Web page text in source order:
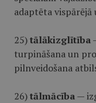
adaptēta
25)tālākizglītība
turpināšana un
pilnveidošana
26)tālmācība—